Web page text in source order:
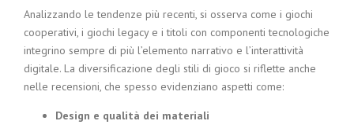
Analizzando le tendenze più recenti, si osserva come i giochi
cooperativi, i giochi legacy e i titoli con componenti tecnologiche
integrino sempre di più l’elemento narrativo e l’interattività
digitale. La diversificazione degli stili di gioco si riflette anche
nelle recensioni, che spesso evidenziano aspetti come:
Design e qualità dei materiali